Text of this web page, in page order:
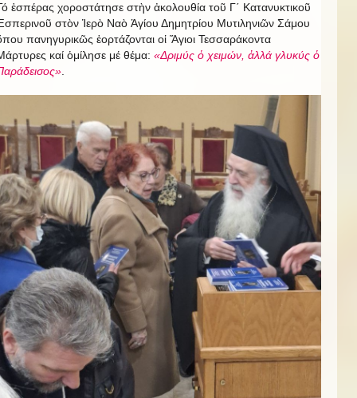
ἑσπέρας χοροστάτησε στὴν ἀκολουθία τοῦ Γ΄ Κατανυκτικοῦ
στὸν Ἱερὸ Ναὸ Ἁγίου Δημητρίου Μυτιληνιῶν Σάμου
πανηγυρικῶς ἑορτάζονται οἱ Ἅγιοι Τεσσαράκοντα
καί ὁμίλησε μέ θέμα: «Δριμύς ὁ χειμών, ἀλλά γλυκύς ὁ
.